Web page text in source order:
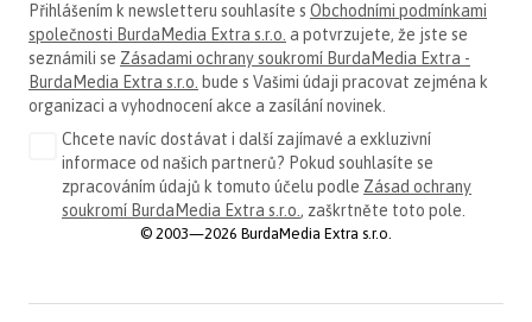
Přihlášením k newsletteru souhlasíte s Obchodními podmínkami
společnosti BurdaMedia Extra s.r.o. a potvrzujete, že jste se
seznámili se Zásadami ochrany soukromí BurdaMedia Extra -
BurdaMedia Extra s.r.o. bude s Vašimi údaji pracovat zejména k
organizaci a vyhodnocení akce a zasílání novinek.
Chcete navíc dostávat i další zajímavé a exkluzivní
informace od našich partnerů? Pokud souhlasíte se
zpracováním údajů k tomuto účelu podle Zásad ochrany
soukromí BurdaMedia Extra s.r.o. , zaškrtněte toto pole.
© 2003—2026 BurdaMedia Extra s.r.o.